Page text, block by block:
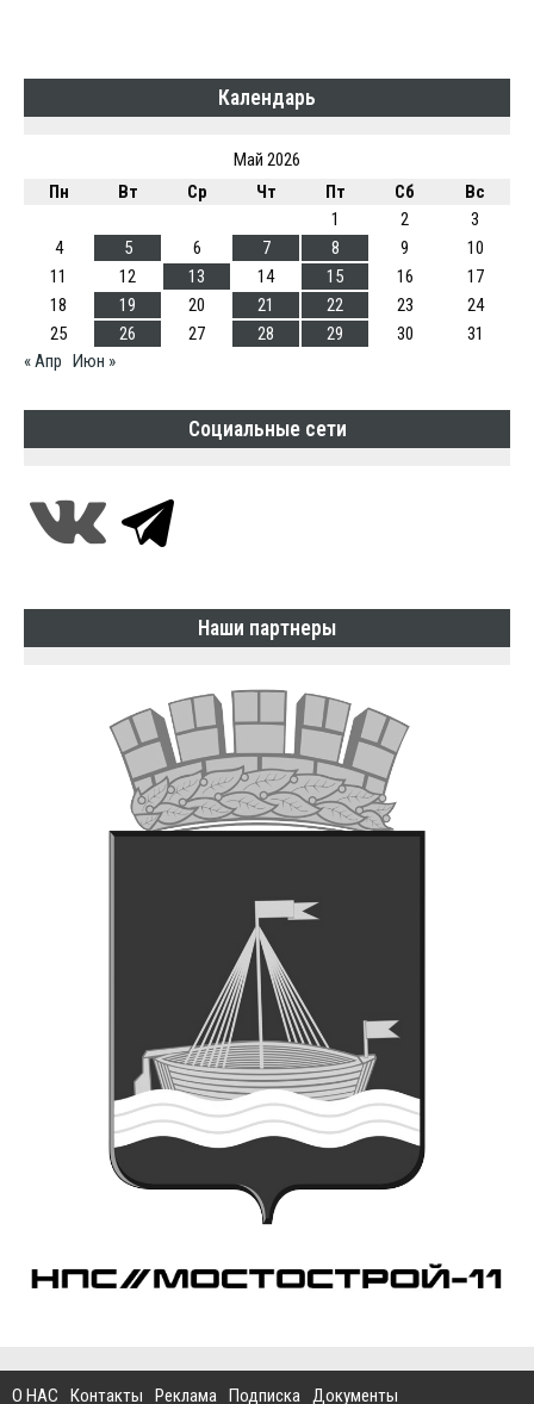
Календарь
Май 2026
Пн
Вт Ср Чт Пт Сб
Вс
1
2
3
4
5 6 7 8 9
10
11
12 13 14 15 16
17
18
19 20 21 22 23
24
25
26 27 28 29 30
31
« Апр Июн »
Социальные сети
Наши партнеры
О НАС Контакты Реклама Подписка Документы